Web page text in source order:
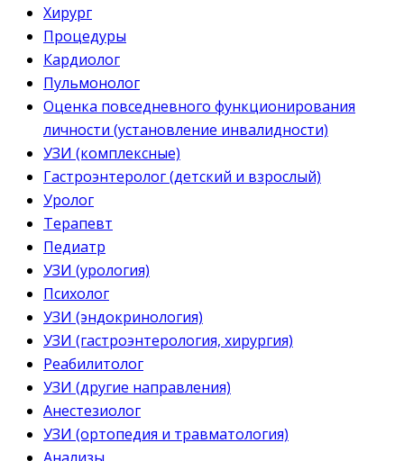
Хирург
Процедуры
Кардиолог
Пульмонолог
Оценка повседневного функционирования
личности (установление инвалидности)
УЗИ (комплексные)
Гастроэнтеролог (детский и взрослый)
Уролог
Терапевт
Педиатр
УЗИ (урология)
Психолог
УЗИ (эндокринология)
УЗИ (гастроэнтерология, хирургия)
Реабилитолог
УЗИ (другие направления)
Анестезиолог
УЗИ (ортопедия и травматология)